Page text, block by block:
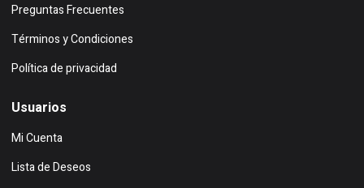
Preguntas Frecuentes
Términos y Condiciones
Política de privacidad
Usuarios
Mi Cuenta
Lista de Deseos